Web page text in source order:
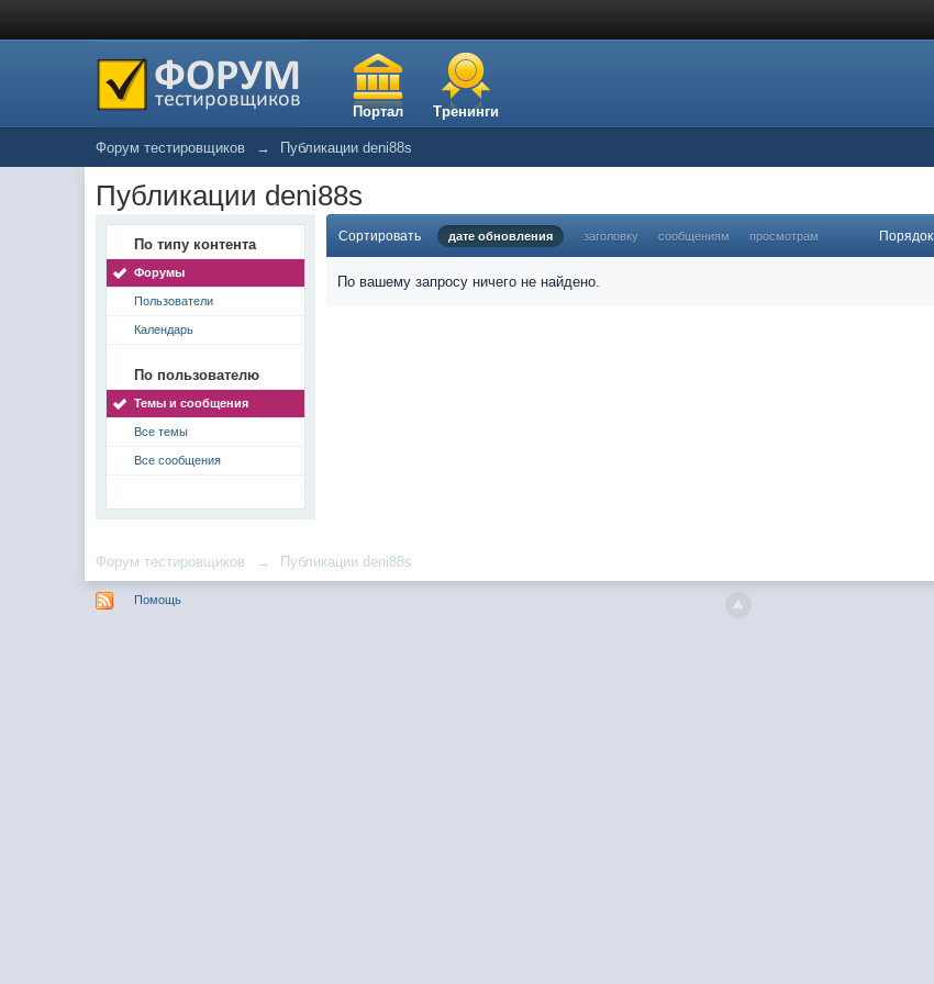
Портал Тренинги
Форум тестировщиков → Публикации deni88s
Публикации deni88s
По типу контента
Форумы
Пользователи
Календарь
По пользователю
Темы и сообщения
Все темы
Все сообщения
Сортировать дате обновления заголовку сообщениям просмотрам Порядок
По вашему запросу ничего не найдено.
Форум тестировщиков → Публикации deni88s
Помощь